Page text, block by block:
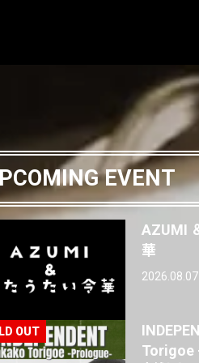
EVENT
AZUMI
華
2026.08.07
Torigoe